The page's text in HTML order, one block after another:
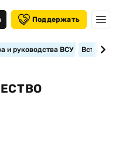
Поддержать
и руководства ВСУ